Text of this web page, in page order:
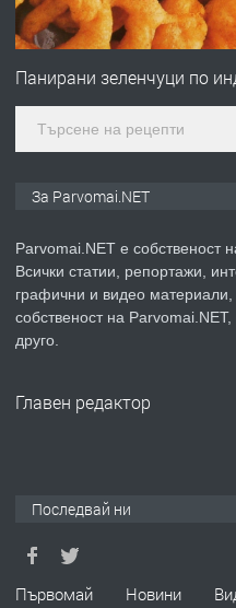
ПРЕДЛАГА
ПРЕДЛАГА
Панирани зеленчуци по
За Parvomai.NET
Parvomai.NET е
Всички статии, репортажи,
графични и видео материали,
собственост на
друго.
Главен редактор
Последвай ни
Първомай Новини